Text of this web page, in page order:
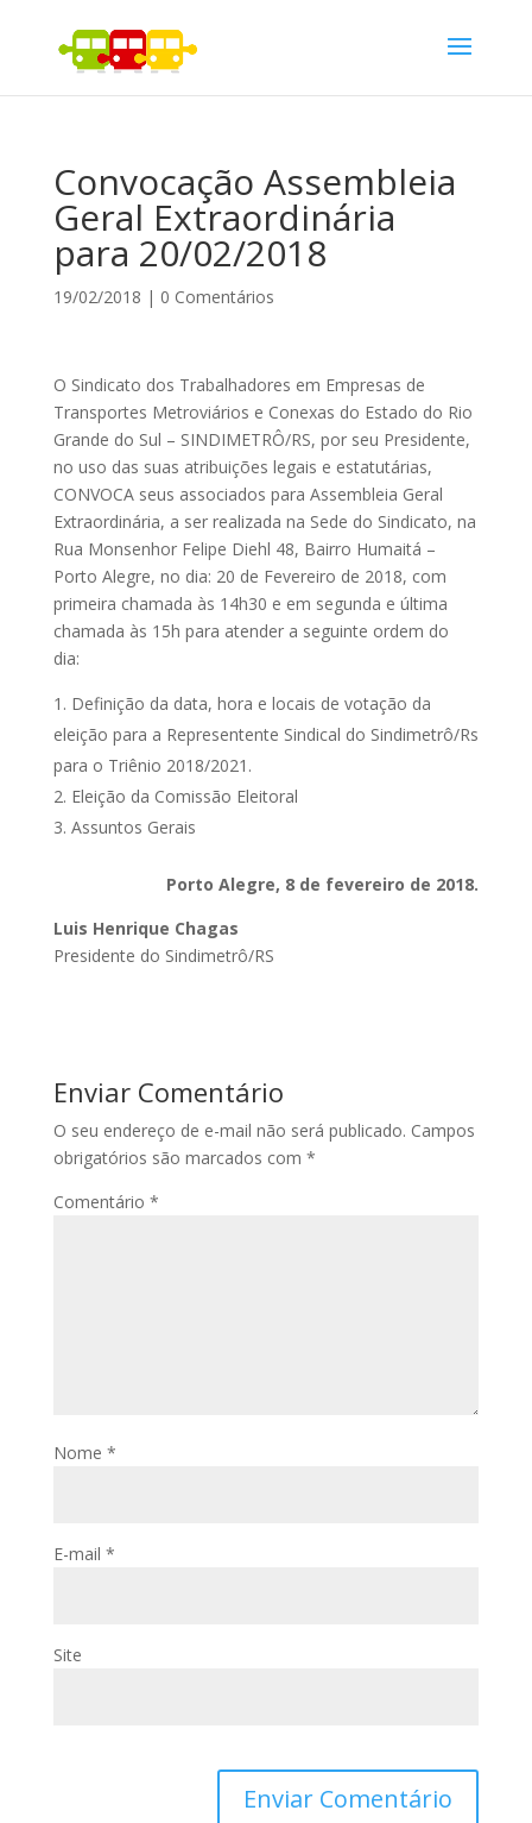
Convocação Assembleia
Geral Extraordinária
para 20/02/2018
19/02/2018 | 0 Comentários
O Sindicato dos Trabalhadores em Empresas de
Transportes Metroviários e Conexas do Estado do Rio
Grande do Sul – SINDIMETRÔ/RS, por seu Presidente,
no uso das suas atribuições legais e estatutárias,
CONVOCA seus associados para Assembleia Geral
Extraordinária, a ser realizada na Sede do Sindicato, na
Rua Monsenhor Felipe Diehl 48, Bairro Humaitá –
Porto Alegre, no dia: 20 de Fevereiro de 2018, com
primeira chamada às 14h30 e em segunda e última
chamada às 15h para atender a seguinte ordem do
dia:
Definição da data, hora e locais de votação da
eleição para a Representente Sindical do Sindimetrô/Rs
para o Triênio 2018/2021.
Eleição da Comissão Eleitoral
Assuntos Gerais
Porto Alegre, 8 de fevereiro de 2018.
Luis Henrique Chagas
Presidente do Sindimetrô/RS
Enviar Comentário
O seu endereço de e-mail não será publicado. Campos
obrigatórios são marcados com *
Comentário *
Nome *
E-mail *
Site